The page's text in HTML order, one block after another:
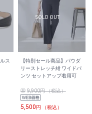
ス
【特別セール商品】パウダ
リーストレッチ紺 ワイドパ
ンツ セットアップ着用可
9,900円 （税込）
5,500円 （税込）